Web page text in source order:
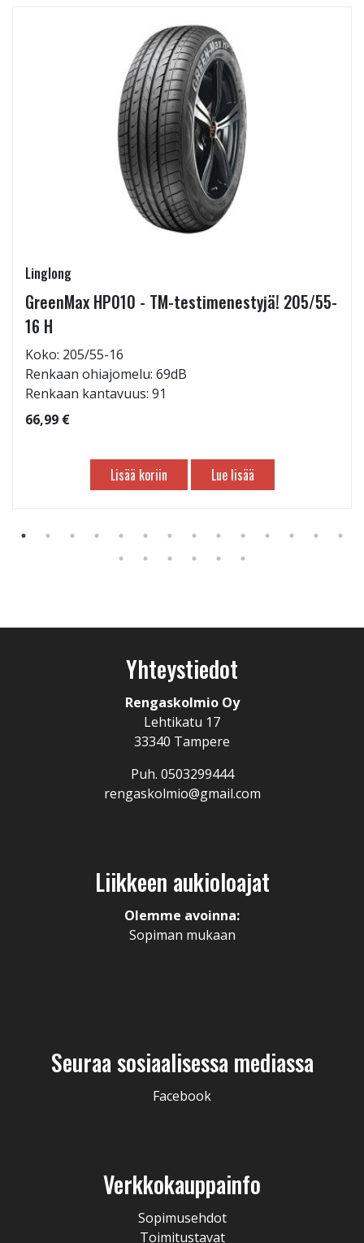
Linglong
GreenMax HP010 - TM-testimenestyjä! 205/55-
16 H
Koko: 205/55-16
Renkaan ohiajomelu: 69dB
Renkaan kantavuus: 91
66,99 €
Lisää koriin Lue lisää
Yhteystiedot
Rengaskolmio Oy
Lehtikatu 17
33340 Tampere
Puh. 0503299444
rengaskolmio@gmail.com
Liikkeen aukioloajat
Olemme avoinna:
Sopiman mukaan
Seuraa sosiaalisessa mediassa
Facebook
Verkkokauppainfo
Sopimusehdot
Toimitustavat